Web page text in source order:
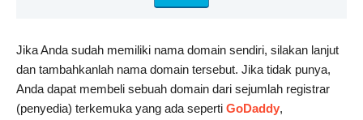
Jika Anda sudah memiliki nama domain sendiri, silakan lanjut
dan tambahkanlah nama domain tersebut. Jika tidak punya,
Anda dapat membeli sebuah domain dari sejumlah registrar
(penyedia) terkemuka yang ada seperti GoDaddy,